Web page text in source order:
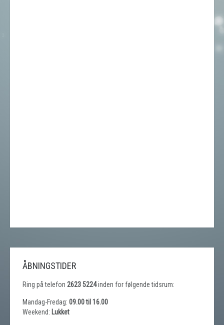
ÅBNINGSTIDER
Ring på telefon 2623 5224inden for følgende tidsrum:
Mandag-Fredag: 09.00 til 16.00
Weekend: Lukket